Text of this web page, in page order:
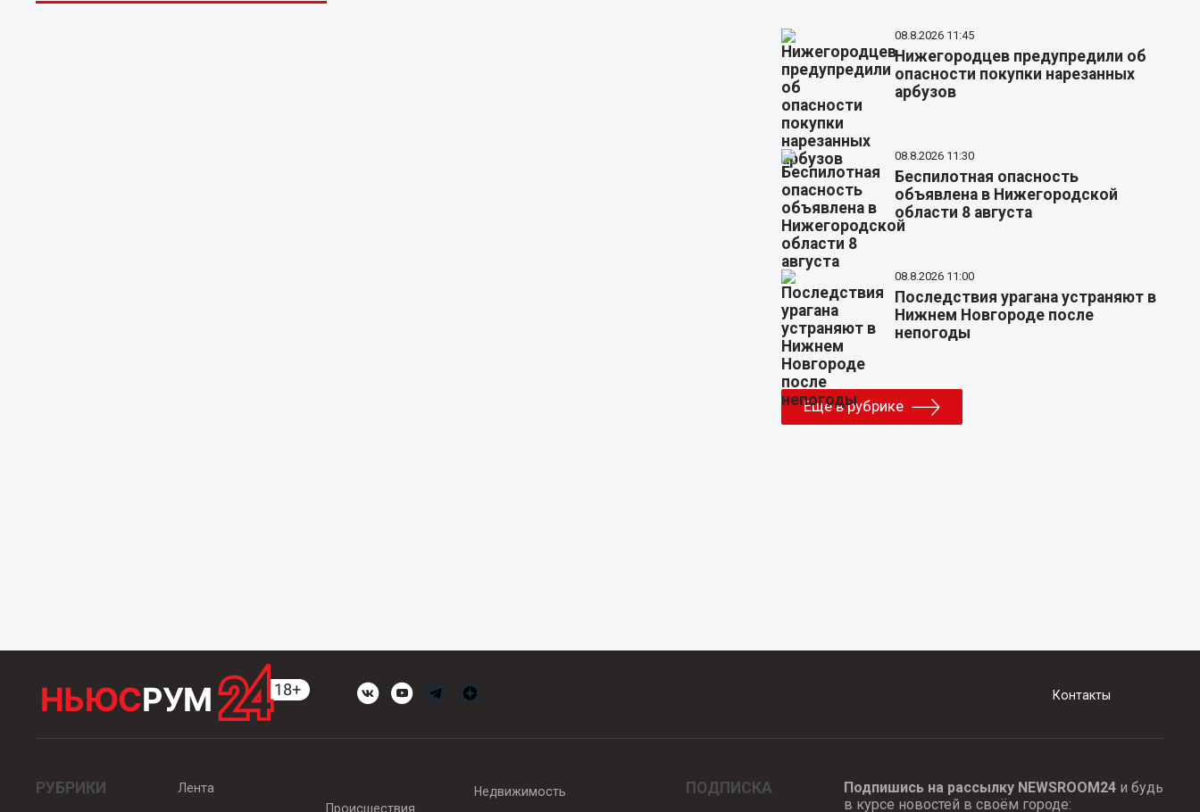
08.8.2026 11:45
Нижегородцев предупредили об
опасности покупки нарезанных
арбузов
08.8.2026 11:30
Беспилотная опасность
объявлена в Нижегородской
области 8 августа
08.8.2026 11:00
Последствия урагана устраняют в
Нижнем Новгороде после
непогоды
Еще в рубрике
Контакты
РУБРИКИ
Лента
Происшествия
Недвижимость ПОДПИСКА Подпишись на рассылку NEWSROOM24и будь
в курсе новостей в своём городе: